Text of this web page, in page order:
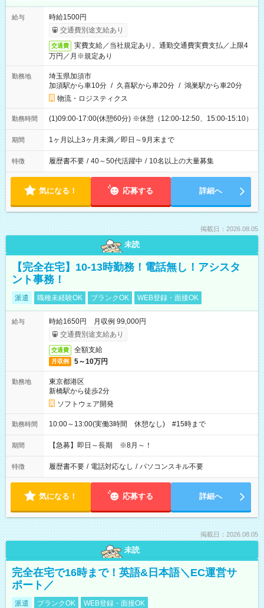
給与
時給1500円
交通費別途支給あり
交通費
実費支給／当社規定あり。通勤交通費実費支払／上限4
万円／月※規定あり
勤務地
埼玉県加須市
加須駅から車10分 / 久喜駅から車20分 / 鴻巣駅から車20分
物流・ロジスティクス
勤務時間 (1)09:00-17:00(休憩60分) ※休憩（12:00-12:50、15:00-15:10）
期間 1ヶ月以上3ヶ月未満／即日～9月末まで
特徴 履歴書不要 / 40～50代活躍中 / 10名以上の大量募集
気になる！ 応募する 詳細へ
掲載日：2026.08.05
未読
【完全在宅】10-13時勤務！電話無し！アシスタ
ント事務！
派遣 職種未経験OK ブランクOK WEB登録・面接OK
給与
時給1650円 月収例 99,000円
交通費別途支給あり
交通費 全額支給
月収例 5～10万円
勤務地
東京都港区
新橋駅から徒歩2分
ソフトウェア開発
勤務時間 10:00～13:00(実働3時間 休憩なし) #15時まで
期間 【急募】即日～長期 ※8月～！
特徴 履歴書不要 / 電話対応なし / パソコンスキル不要
気になる！ 応募する 詳細へ
掲載日：2026.08.05
未読
完全在宅で16時まで！英語&日本語＼EC運営サ
ポート／
派遣 ブランクOK WEB登録・面接OK